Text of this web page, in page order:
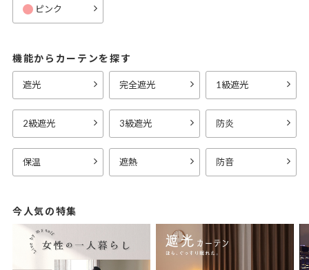
ピンク
機能からカーテンを探す
遮光 完全遮光 1級遮光
2級遮光 3級遮光 防炎
保温 遮熱 防音
今人気の特集